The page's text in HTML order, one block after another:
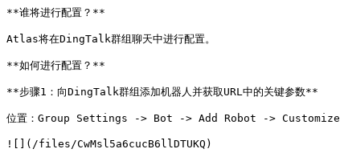
**谁将进行配置？**
Atlas将在DingTalk群组聊天中进行配置。
**如何进行配置？**
**步骤1：向DingTalk群组添加机器人并获取URL中的关键参数**
位置：Group Settings -> Bot -> Add Robot -> Customize
![](/files/CwMsl5a6cucB6llDTUKQ)